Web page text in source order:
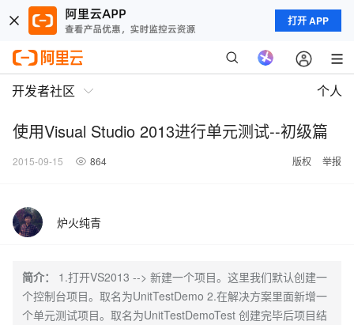
打开 APP
开发者社区 个人
使用Visual Studio 2013进行单元测试--初级篇
2015-09-15 864 版权 举报
炉火纯青
简介：
1.打开VS2013 --> 新建一个项目。这里我们默认创建一
个控制台项目。取名为UnitTestDemo 2.在解决方案里面新增一
个单元测试项目。取名为UnitTestDemoTest 创建完毕后项目结